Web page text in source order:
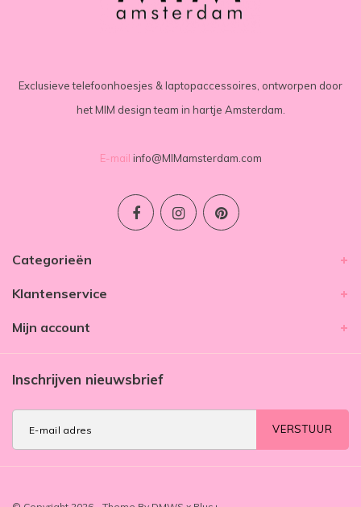
Exclusieve telefoonhoesjes & laptopaccessoires, ontworpen door
het MIM design team in hartje Amsterdam.
E-mail info@MIMamsterdam.com
Categorieën
Klantenservice
Mijn account
Inschrijven nieuwsbrief
VERSTUUR